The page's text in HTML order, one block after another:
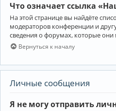
Что означает ссылка
На этой странице вы найдёте
модераторов конференции и
сведения о форумах, которые
Вернуться к началу
Личные сообщения
Я не могу отправить